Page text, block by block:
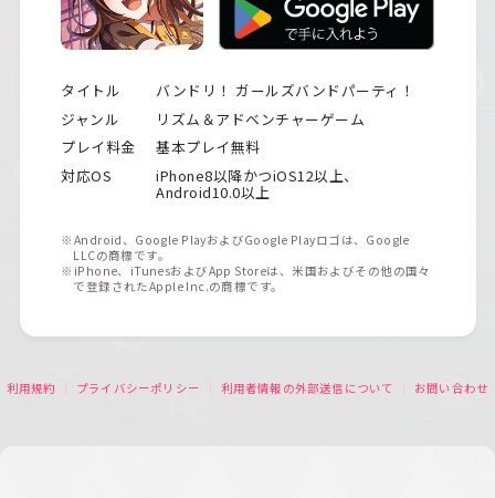
タイトル
バンドリ！ ガールズバンドパーティ！
ジャンル
リズム＆アドベンチャーゲーム
プレイ料金
基本プレイ無料
対応OS
iPhone8以降かつiOS12以上、
Android10.0以上
※Android、Google PlayおよびGoogle Playロゴは、Google
LLCの商標です。
※iPhone、iTunesおよびApp Storeは、米国およびその他の国々
で登録されたApple Inc.の商標です。
利用規約 プライバシーポリシー 利用者情報の外部送信について お問い合わせ